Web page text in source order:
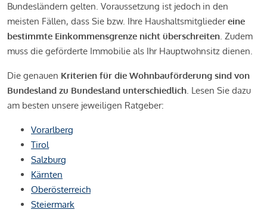
Bundesländern gelten. Voraussetzung ist jedoch in den
meisten Fällen, dass Sie bzw. Ihre Haushaltsmitgliedereine
bestimmte Einkommensgrenze nicht überschreiten. Zudem
muss die geförderte Immobilie als Ihr Hauptwohnsitz dienen.
Die genauen Kriterien für die Wohnbauförderung sind von
Bundesland zu Bundesland unterschiedlich. Lesen Sie dazu
am besten unsere jeweiligen Ratgeber:
Vorarlberg
Tirol
Salzburg
Kärnten
Oberösterreich
Steiermark